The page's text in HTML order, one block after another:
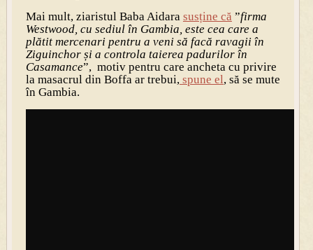
Mai mult, ziaristul Baba Aidara susține că ”firma
Westwood, cu sediul în Gambia, este cea care a
plătit mercenari pentru a veni să facă ravagii în
Ziguinchor și a controla taierea padurilor în
Casamance”, motiv pentru care ancheta cu privire
la masacrul din Boffa ar trebui, spune el, să se mute
în Gambia.